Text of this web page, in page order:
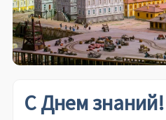
С Днем знаний!